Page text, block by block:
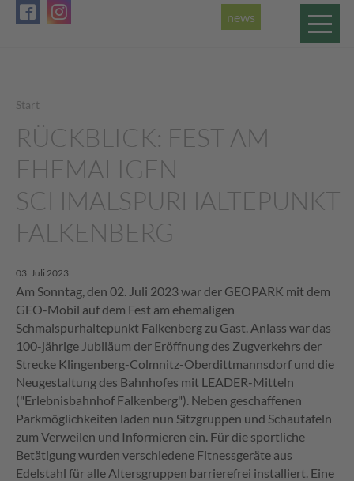
news
Start
RÜCKBLICK: FEST AM
EHEMALIGEN
SCHMALSPURHALTEPUNKT
FALKENBERG
03. Juli 2023
Am Sonntag, den 02. Juli 2023 war der GEOPARK mit dem
GEO-Mobil auf dem Fest am ehemaligen
Schmalspurhaltepunkt Falkenberg zu Gast. Anlass war das
100-jährige Jubiläum der Eröffnung des Zugverkehrs der
Strecke Klingenberg-Colmnitz-Oberdittmannsdorf und die
Neugestaltung des Bahnhofes mit LEADER-Mitteln
("Erlebnisbahnhof Falkenberg"). Neben geschaffenen
Parkmöglichkeiten laden nun Sitzgruppen und Schautafeln
zum Verweilen und Informieren ein. Für die sportliche
Betätigung wurden verschiedene Fitnessgeräte aus
Edelstahl für alle Altersgruppen barrierefrei installiert. Eine